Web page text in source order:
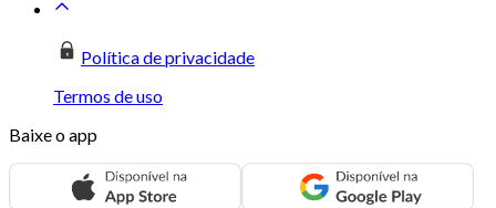
Política de privacidade
Termos de uso
Baixe o app